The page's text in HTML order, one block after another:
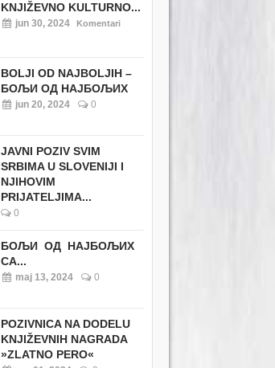
KNJIŽEVNO KULTURNO...
jun 30, 2024
Komentari
BOLJI OD NAJBOLJIH –
БОЉИ ОД НАЈБОЉИХ
jun 20, 2024 0
JAVNI POZIV SVIM
SRBIMA U SLOVENIJI I
NJIHOVIM
PRIJATELJIMA...
0
БОЉИ ОД НАЈБОЉИХ
СА...
maj 13, 2024 0
POZIVNICA NA DODELU
KNJIŽEVNIH NAGRADA
»ZLATNO PERO«